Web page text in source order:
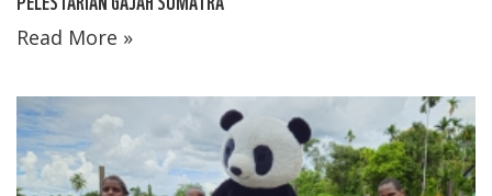
Read More »